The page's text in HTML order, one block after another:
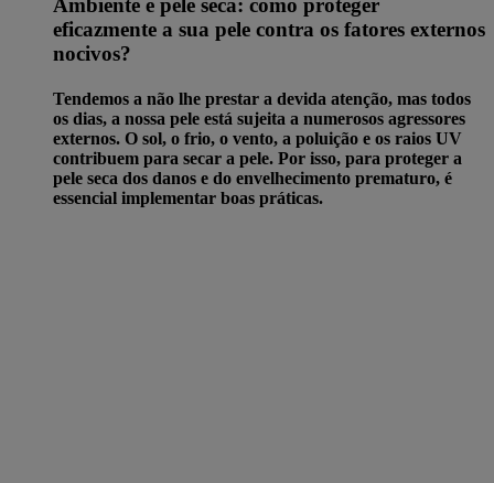
eficazmente a sua pele contra os fatores externos
nocivos?
Tendemos a não lhe prestar a devida atenção, mas todos
os dias, a nossa pele está sujeita a numerosos agressores
externos. O sol, o frio, o vento, a poluição e os raios UV
contribuem para secar a pele. Por isso, para proteger a
pele seca dos danos e do envelhecimento prematuro, é
essencial implementar boas práticas.